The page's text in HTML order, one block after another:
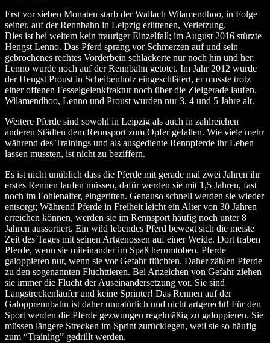
Erst vor sieben Monaten starb der Wallach Wilamendhoo, in Folge
seiner, auf der Rennbahn in Leipzig erlittenen, Verletzung.
Dies ist bei weitem kein trauriger Einzelfall; im August 2016 stürzte
Hengst Lenno. Das Pferd sprang vor Schmerzen auf und sein
gebrochenes rechtes Vorderbein schlackerte nur noch hin und her.
Lenno wurde noch auf der Rennbahn getötet. Im Jahr 2012 wurde
der Hengst Proust in Scheibenholz eingeschläfert, er musste trotz
einer offenen Fesselgelenkfraktur noch über die Zielgerade laufen.
Wilamendhoo, Lenno und Proust wurden nur 3, 4 und 5 Jahre alt.
Weitere Pferde sind sowohl in Leipzig als auch in zahlreichen
anderen Städten dem Rennsport zum Opfer gefallen. Wie viele mehr
während des Trainings und als ausgediente Rennpferde ihr Leben
lassen mussten, ist nicht zu beziffern.
Es ist nicht unüblich dass die Pferde mit gerade mal zwei Jahren ihr
erstes Rennen laufen müssen, dafür werden sie mit 1,5 Jahren, fast
noch im Fohlenalter, eingeritten. Genauso schnell werden sie wieder
entsorgt; Während Pferde in Freiheit leicht ein Alter von 30 Jahren
erreichen können, werden sie im Rennsport häufig noch unter 8
Jahren aussortiert. Ein wild lebendes Pferd bewegt sich die meiste
Zeit des Tages mit seinen Artgenossen auf einer Weide. Dort traben
Pferde, wenn sie miteinander im Spaß herumtoben. Pferde
galoppieren nur, wenn sie vor Gefahr flüchten. Daher zählen Pferde
zu den sogenannten Fluchttieren. Bei Anzeichen von Gefahr ziehen
sie immer die Flucht der Auseinandersetzung vor. Sie sind
Langstreckenläufer und keine Sprinter! Das Rennen auf der
Galopprennbahn ist daher unnatürlich und nicht artgerecht! Für den
Sport werden die Pferde gezwungen regelmäßig zu galoppieren. Sie
müssen längere Strecken im Sprint zurücklegen, weil sie so häufig
zum “Training” gedrillt werden.